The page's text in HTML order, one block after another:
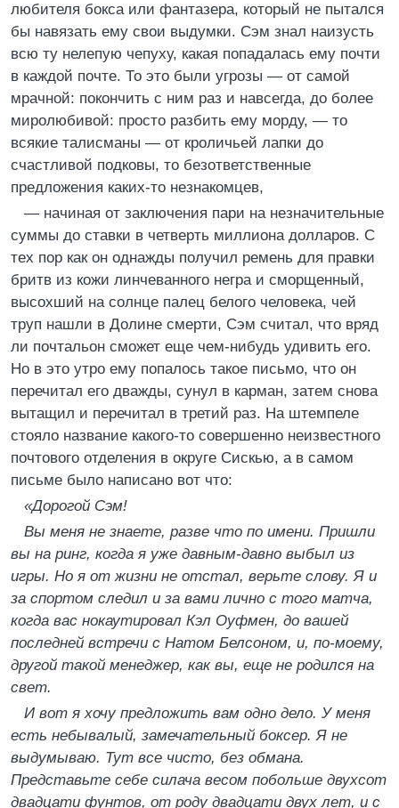
любителя бокса или фантазера, который не пытался
бы навязать ему свои выдумки. Сэм знал наизусть
всю ту нелепую чепуху, какая попадалась ему почти
в каждой почте. То это были угрозы — от самой
мрачной: покончить с ним раз и навсегда, до более
миролюбивой: просто разбить ему морду, — то
всякие талисманы — от кроличьей лапки до
счастливой подковы, то безответственные
предложения каких-то незнакомцев,
— начиная от заключения пари на незначительные
суммы до ставки в четверть миллиона долларов. С
тех пор как он однажды получил ремень для правки
бритв из кожи линчеванного негра и сморщенный,
высохший на солнце палец белого человека, чей
труп нашли в Долине смерти, Сэм считал, что вряд
ли почтальон сможет еще чем-нибудь удивить его.
Но в это утро ему попалось такое письмо, что он
перечитал его дважды, сунул в карман, затем снова
вытащил и перечитал в третий раз. На штемпеле
стояло название какого-то совершенно неизвестного
почтового отделения в округе Сискью, а в самом
письме было написано вот что:
«Дорогой Сэм!
Вы меня не знаете, разве что по имени. Пришли
вы на ринг, когда я уже давным-давно выбыл из
игры. Но я от жизни не отстал, верьте слову. Я и
за спортом следил и за вами лично с того матча,
когда вас нокаутировал Кэл Оуфмен, до вашей
последней встречи с Натом Белсоном, и, по-моему,
другой такой менеджер, как вы, еще не родился на
свет.
И вот я хочу предложить вам одно дело. У меня
есть небывалый, замечательный боксер. Я не
выдумываю. Тут все чисто, без обмана.
Представьте себе силача весом побольше двухсот
двадцати фунтов, от роду двадцати двух лет, и с